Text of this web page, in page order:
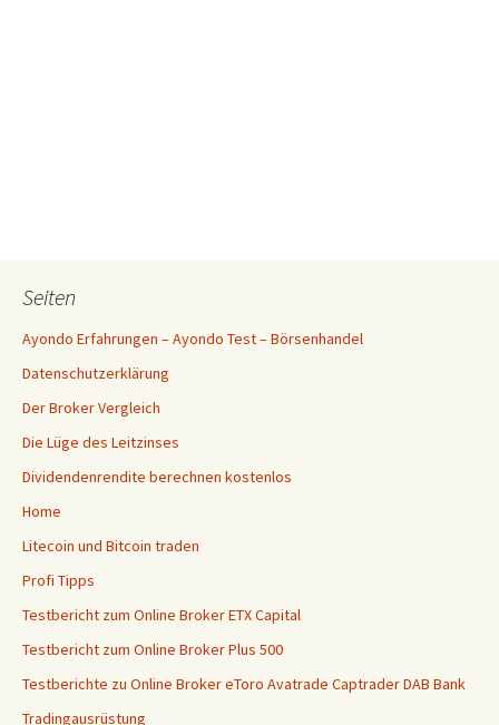
Seiten
Ayondo Erfahrungen – Ayondo Test – Börsenhandel
Datenschutzerklärung
Der Broker Vergleich
Die Lüge des Leitzinses
Dividendenrendite berechnen kostenlos
Home
Litecoin und Bitcoin traden
Profi Tipps
Testbericht zum Online Broker ETX Capital
Testbericht zum Online Broker Plus 500
Testberichte zu Online Broker eToro Avatrade Captrader DAB Bank
Tradingausrüstung